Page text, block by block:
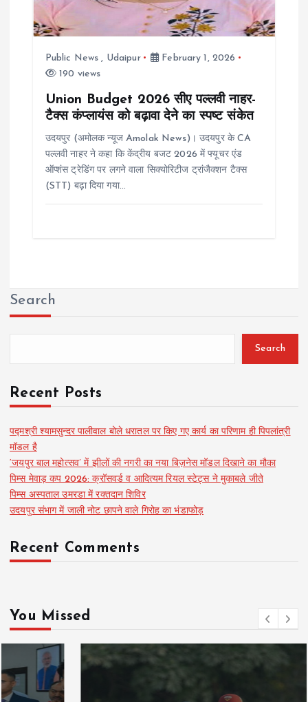
Public News , Udaipur
February 1, 2026
190 views
Union Budget 2026 सीए पल्लवी नाहर-
टैक्स कंप्लायंस को बढ़ावा देने का स्पष्ट संकेत
उदयपुर (अमोलक न्यूज Amolak News)। उदयपुर के CA
पल्लवी नाहर ने कहा कि केंद्रीय बजट 2026 में फ्यूचर एंड
ऑप्शंस ट्रेडिंग पर लगने वाला सिक्योरिटीज ट्रांजैक्शन टैक्स
(STT) बढ़ा दिया गया…
Search
Search
Recent Posts
पद्मश्री श्यामसुन्दर पालीवाल बोले धरातल पर किए गए कार्य का परिणाम ही पिपलांत्री
मॉडल है
‘जयपुर बाल महोत्सव’ में झीलों की नगरी का नया बिज़नेस मॉडल दिखाने का मौका
पिम्स मेवाड़ कप 2026: क्रॉसवर्ड व आदित्यम रियल स्टेट्स ने मुकाबले जीते
पिम्स अस्पताल उमरडा में रक्तदान शिविर
उदयपुर संभाग में जाली नोट छापने वाले गिरोह का भंडाफोड़
Recent Comments
You Missed